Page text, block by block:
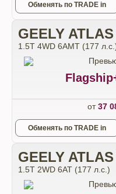
Обменять по TRADE in
GEELY
1.5T 4WD 6AMT (177
от37
Обменять по TRADE in
GEELY
1.5T 2WD 6AT (177 л.с.)